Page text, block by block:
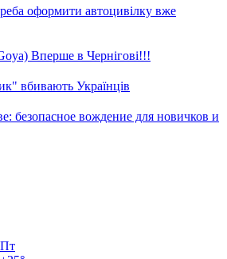
оформити автоцивілку вже
Вперше в Чернігові!!!
вбивають Українців
безопасное вождение для новичков и
Пт